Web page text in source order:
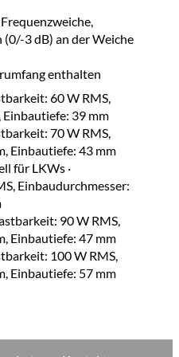
3 dB) an der Weiche
enthalten
60 W RMS,
39 mm
70 W RMS,
Einbautiefe: 43 mm
für LKWs ·
Einbaudurchmesser:
90 W RMS,
Einbautiefe: 47 mm
100 W RMS,
Einbautiefe: 57 mm